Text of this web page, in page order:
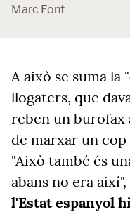
Marc Font
A això se suma la "
llogaters, que
reben un burofax
de marxar un cop
"Això també és
abans no era
l'Estat espanyol